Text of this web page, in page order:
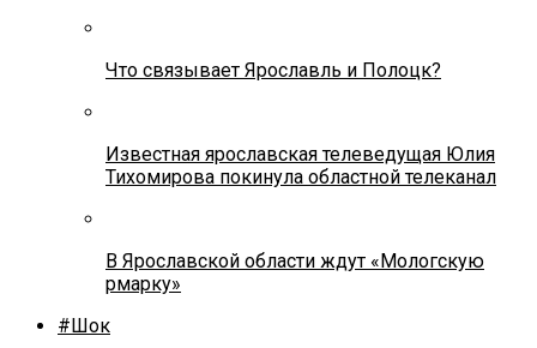
Что связывает Ярославль и Полоцк?
Известная ярославская телеведущая Юлия
Тихомирова покинула областной телеканал
В Ярославской области ждут «Мологскую
рмарку»
#Шок